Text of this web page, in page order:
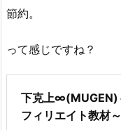
節約。
って感じですね？
下克上∞(MUGEN)
フィリエイト教材～